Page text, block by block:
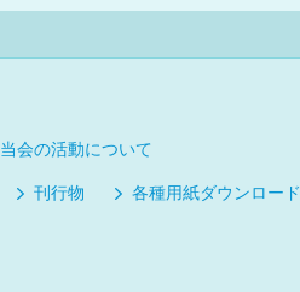
当会の活動について
刊行物 各種用紙ダウンロード